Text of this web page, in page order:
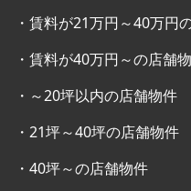
・ 賃料が21万円～40万円
・ 賃料が40万円～の店舗
・ ～20坪以内の店舗物件
・ 21坪～40坪の店舗物件
・ 40坪～の店舗物件